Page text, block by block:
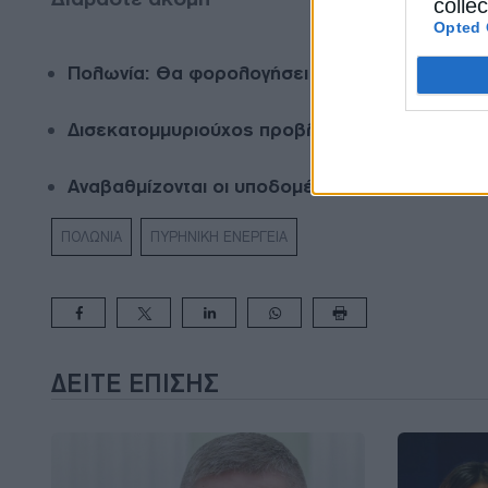
Opted
Πολωνία: Θα φορολογήσει τα υπερκέρδη των
Δισεκατομμυριούχος προβλέπει πως η
Αναβαθμίζονται οι υποδομές φυσικού αερίου
ΠΟΛΩΝΙΑ ΠΥΡΗΝΙΚΗ ΕΝΕΡΓΕΙΑ
ΔΕΊΤΕ ΕΠΊΣΗΣ